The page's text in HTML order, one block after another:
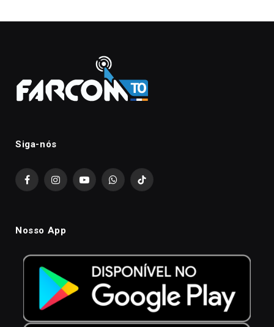
Siga-nós
FacebookInstagramYouTubeWhatsAppTikTok
Nosso App